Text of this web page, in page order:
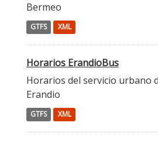
Bermeo
GTFS XML
Horarios ErandioBus
Horarios del servicio urbano
Erandio
GTFS XML